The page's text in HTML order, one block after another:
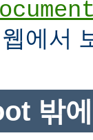
에서
밖